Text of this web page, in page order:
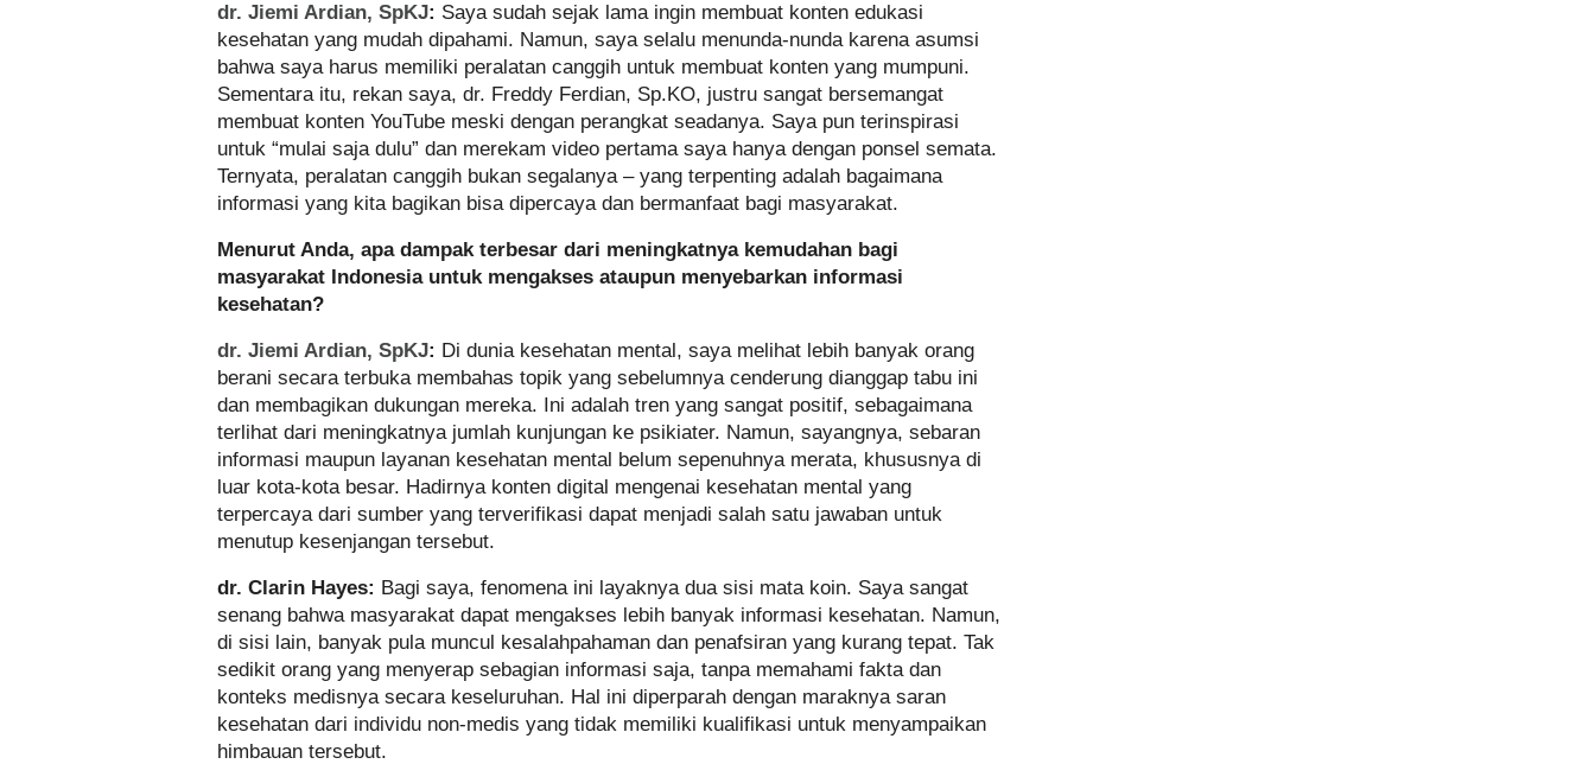
dr. Jiemi Ardian, SpKJ: Saya sudah sejak lama ingin membuat konten edukasi
kesehatan yang mudah dipahami. Namun, saya selalu menunda-nunda karena asumsi
bahwa saya harus memiliki peralatan canggih untuk membuat konten yang mumpuni.
Sementara itu, rekan saya, dr. Freddy Ferdian, Sp.KO, justru sangat bersemangat
membuat konten YouTube meski dengan perangkat seadanya. Saya pun terinspirasi
untuk “mulai saja dulu” dan merekam video pertama saya hanya dengan ponsel semata.
Ternyata, peralatan canggih bukan segalanya – yang terpenting adalah bagaimana
informasi yang kita bagikan bisa dipercaya dan bermanfaat bagi masyarakat.
Menurut Anda, apa dampak terbesar dari meningkatnya kemudahan bagi
masyarakat Indonesia untuk mengakses ataupun menyebarkan informasi
kesehatan?
dr. Jiemi Ardian, SpKJ: Di dunia kesehatan mental, saya melihat lebih banyak orang
berani secara terbuka membahas topik yang sebelumnya cenderung dianggap tabu ini
dan membagikan dukungan mereka. Ini adalah tren yang sangat positif, sebagaimana
terlihat dari meningkatnya jumlah kunjungan ke psikiater. Namun, sayangnya, sebaran
informasi maupun layanan kesehatan mental belum sepenuhnya merata, khususnya di
luar kota-kota besar. Hadirnya konten digital mengenai kesehatan mental yang
terpercaya dari sumber yang terverifikasi dapat menjadi salah satu jawaban untuk
menutup kesenjangan tersebut.
dr. Clarin Hayes: Bagi saya, fenomena ini layaknya dua sisi mata koin. Saya sangat
senang bahwa masyarakat dapat mengakses lebih banyak informasi kesehatan. Namun,
di sisi lain, banyak pula muncul kesalahpahaman dan penafsiran yang kurang tepat. Tak
sedikit orang yang menyerap sebagian informasi saja, tanpa memahami fakta dan
konteks medisnya secara keseluruhan. Hal ini diperparah dengan maraknya saran
kesehatan dari individu non-medis yang tidak memiliki kualifikasi untuk menyampaikan
himbauan tersebut.